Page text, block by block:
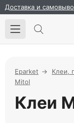
Доставка и
Eparket
Клеи,
Mitol
Клеи